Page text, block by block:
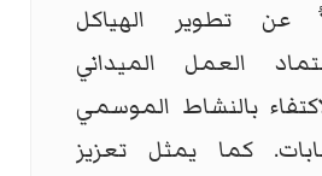
عن تطوير الهياكل
العمل الميداني
بالنشاط الموسمي
كما يمثل تعزيز